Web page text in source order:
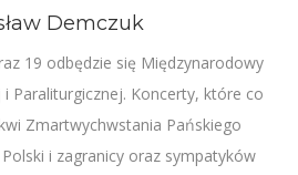
Demczuk
19 odbędzie się Międzynarodowy
i Paraliturgicznej. Koncerty, które co
Zmartwychwstania Pańskiego
i zagranicy oraz sympatyków